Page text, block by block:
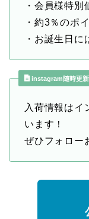
・会員様特
・約3％のポ
・お誕生日
instagram随時更新
入荷情報はイ
います！
ぜひフォロー